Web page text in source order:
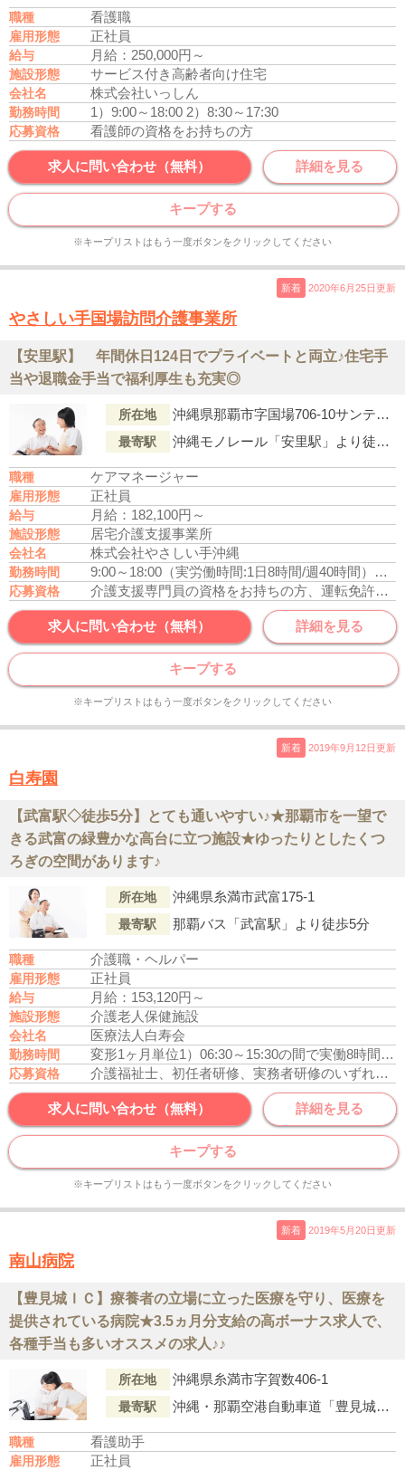
職種 看護職
雇用形態 正社員
給与 月給：250,000円～
施設形態 サービス付き高齢者向け住宅
会社名 株式会社いっしん
勤務時間 1）9:00～18:00 2）8:30～17:30
応募資格 看護師の資格をお持ちの方
求人に問い合わせ（無料） 詳細を見る
キープする
※キープリストはもう一度ボタンをクリックしてください
新着 2020年6月25日更新
やさしい手国場訪問介護事業所
【安里駅】 年間休日124日でプライベートと両立♪住宅手
当や退職金手当で福利厚生も充実◎
所在地 沖縄県那覇市字国場706-10サンテラスかかず201号
最寄駅 沖縄モノレール「安里駅」より徒歩26分
職種 ケアマネージャー
雇用形態 正社員
給与 月給：182,100円～
施設形態 居宅介護支援事業所
会社名 株式会社やさしい手沖縄
勤務時間 9:00～18:00 （実労働時間:1日8時間/週40時間） 月
応募資格 介護支援専門員の資格をお持ちの方、運転免許あれば尚可
求人に問い合わせ（無料） 詳細を見る
キープする
※キープリストはもう一度ボタンをクリックしてください
新着 2019年9月12日更新
白寿園
【武富駅◇徒歩5分】とても通いやすい♪★那覇市を一望で
きる武富の緑豊かな高台に立つ施設★ゆったりとしたくつ
ろぎの空間があります♪
所在地 沖縄県糸満市武富175-1
最寄駅 那覇バス「武富駅」より徒歩5分
職種 介護職・ヘルパー
雇用形態 正社員
給与 月給：153,120円～
施設形態 介護老人保健施設
会社名 医療法人白寿会
勤務時間 変形1ヶ月単位1）06:30～15:30の間で実働8時間2
応募資格 介護福祉士、初任者研修、実務者研修のいずれかの資格をお持ちの方
求人に問い合わせ（無料） 詳細を見る
キープする
※キープリストはもう一度ボタンをクリックしてください
新着 2019年5月20日更新
南山病院
【豊見城ＩＣ】療養者の立場に立った医療を守り、医療を
提供されている病院★3.5ヵ月分支給の高ボーナス求人で、
各種手当も多いオススメの求人♪♪
所在地 沖縄県糸満市字賀数406-1
最寄駅 沖縄・那覇空港自動車道「豊見城ＩＣ」より車で5分
職種 看護助手
雇用形態 正社員